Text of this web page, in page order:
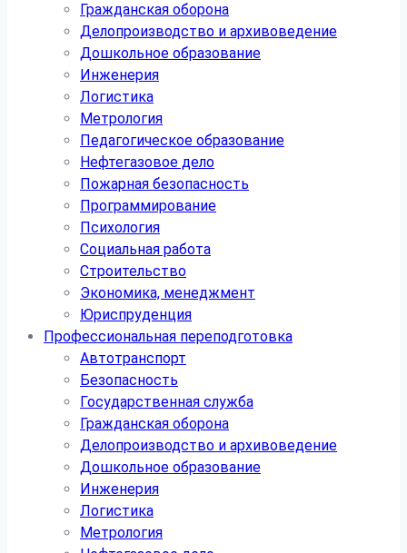
Гражданская оборона
Делопроизводство и архивоведение
Дошкольное образование
Инженерия
Логистика
Метрология
Педагогическое образование
Нефтегазовое дело
Пожарная безопасность
Программирование
Психология
Социальная работа
Строительство
Экономика, менеджмент
Юриспруденция
Профессиональная переподготовка
Автотранспорт
Безопасность
Государственная служба
Гражданская оборона
Делопроизводство и архивоведение
Дошкольное образование
Инженерия
Логистика
Метрология